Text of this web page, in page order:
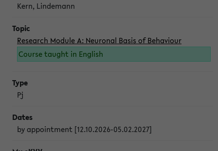
Kern, Lindemann
Research Module A: Neuronal Basis of Behaviour
Course taught in English
Pj
by appointment [12.10.2026-05.02.2027]